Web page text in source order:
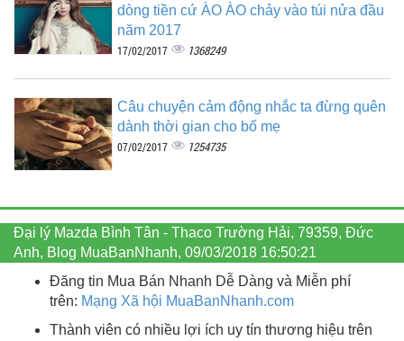
dòng tiền cứ ÀO ÀO chảy vào túi nửa đầu
năm 2017
17/02/2017 1368249
Câu chuyện cảm động nhắc ta đừng quên
dành thời gian cho bố mẹ
07/02/2017 1254735
Đại lý Mazda Bình Tân - Thaco Trường Hải, 79359, Đức
Anh, Blog MuaBanNhanh, 09/03/2018 16:50:21
Đăng tin Mua Bán Nhanh Dễ Dàng và Miễn phí
trên: Mạng Xã hội MuaBanNhanh.com
Thành viên có nhiều lợi ích uy tín thương hiệu trên